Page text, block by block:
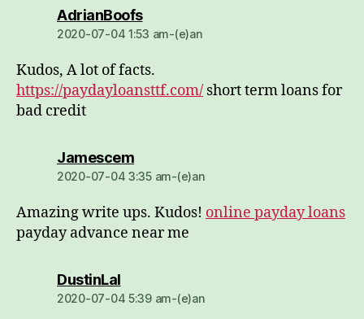
AdrianBoofsdio:
2020-07-04 1:53 am-(e)an
Kudos, A lot of facts.
https://paydayloansttf.com/ short term loans for
bad credit
Jamescemdio:
2020-07-04 3:35 am-(e)an
Amazing write ups. Kudos! online payday loans
payday advance near me
DustinLaldio:
2020-07-04 5:39 am-(e)an